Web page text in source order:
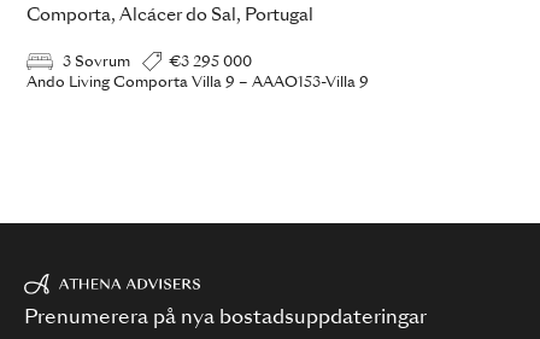
Comporta, Alcácer do Sal, Portugal
3 Sovrum
€3 295 000
Ando Living Comporta Villa 9 – AAAO153-Villa 9
Prenumerera på nya bostadsuppdateringar